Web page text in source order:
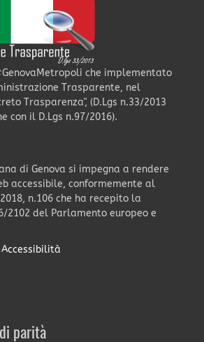
che implementato
Trasparente, nel
Trasparenza", (D.Lgs n.33/2013
con il D.Lgs n.97/2016).
di Genova si impegna a rendere
accessibile, conformemente al
n.106 che ha recepito la
2102 del Parlamento europeo e
parità